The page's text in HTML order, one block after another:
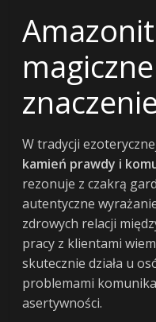
W tradycji
kamień prawdy i
rezonuje z czakrą
autentyczne
zdrowych relacji
pracy z klientami
skutecznie działa u
problemami
asertywności.